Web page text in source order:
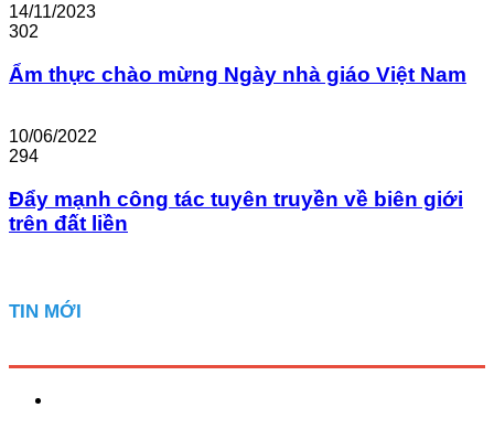
14/11/2023
302
Ẩm thực chào mừng Ngày nhà giáo Việt Nam
10/06/2022
294
Đẩy mạnh công tác tuyên truyền về biên giới
trên đất liền
TIN MỚI